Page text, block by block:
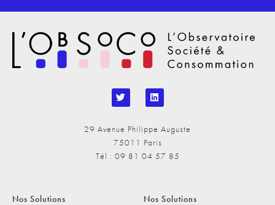
29 Avenue Philippe Auguste
75011 Paris
Tél : 09 81 04 57 85
Nos Solutions Nos Solutions